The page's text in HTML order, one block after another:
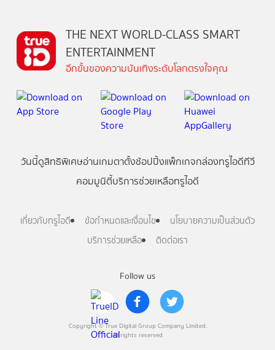
Follow us
Copyright © True Digital Group Company Limited.
All rights reserved
THE NEXT WORLD-CLASS SMART
ENTERTAINMENT
อีกขั้นของความบันเทิงระดับโลกตรงใจคุณ
วันนี้ดูสิทธิพิเศษอ่านเกมตาตั้งช้อปปิ้งแพ็กเกจกล่องทรูไอดีทีวี
คอมมูนิตี้บริการช่วยเหลือทรูไอดี
เกี่ยวกับทรูไอดี ข้อกำหนดและเงื่อนไข
นโยบายความเป็นส่วนตัว
บริการช่วยเหลือ
ติดต่อเรา